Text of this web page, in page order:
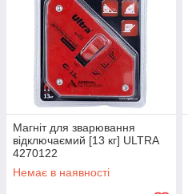
Магніт для зварювання
відключаємий [13 кг] ULTRA
4270122
Немає в наявності